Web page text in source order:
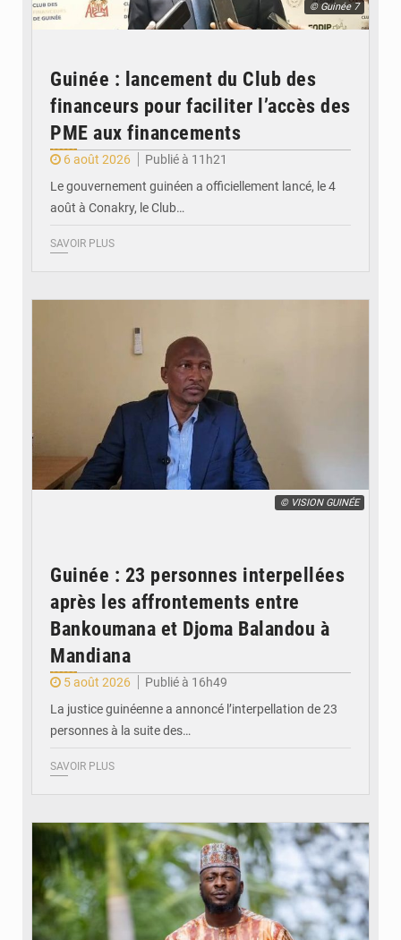
© Guinée 7
Guinée : lancement du Club des
financeurs pour faciliter l’accès des
PME aux financements
6 août 2026
Publié à 11h21
Le gouvernement guinéen a officiellement lancé, le 4
août à Conakry, le Club…
SAVOIR PLUS
© VISION GUINÉE
Guinée : 23 personnes interpellées
après les affrontements entre
Bankoumana et Djoma Balandou à
Mandiana
5 août 2026
Publié à 16h49
La justice guinéenne a annoncé l’interpellation de 23
personnes à la suite des…
SAVOIR PLUS